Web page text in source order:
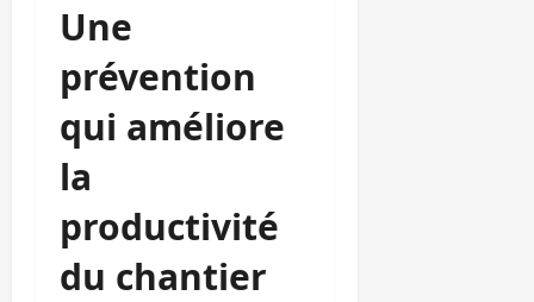
Une
prévention
qui améliore
la
productivité
du chantier